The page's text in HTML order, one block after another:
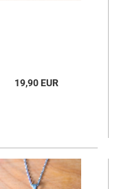
19,90 EUR